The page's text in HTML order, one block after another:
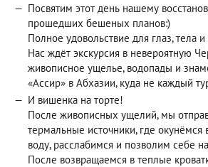
Посвятим этот день нашему
прошедших бешеных планов:)
Полное удовольствие для глаз, тела
Нас ждёт экскурсия в невероятную
живописное ущелье, водопады и
«Ассир» в Абхазии, куда не каждый
И вишенка на торте!
После живописных ущелий, мы
термальные источники, где
воду, расслабимся и позволим себе
После возвращаемся в теплые